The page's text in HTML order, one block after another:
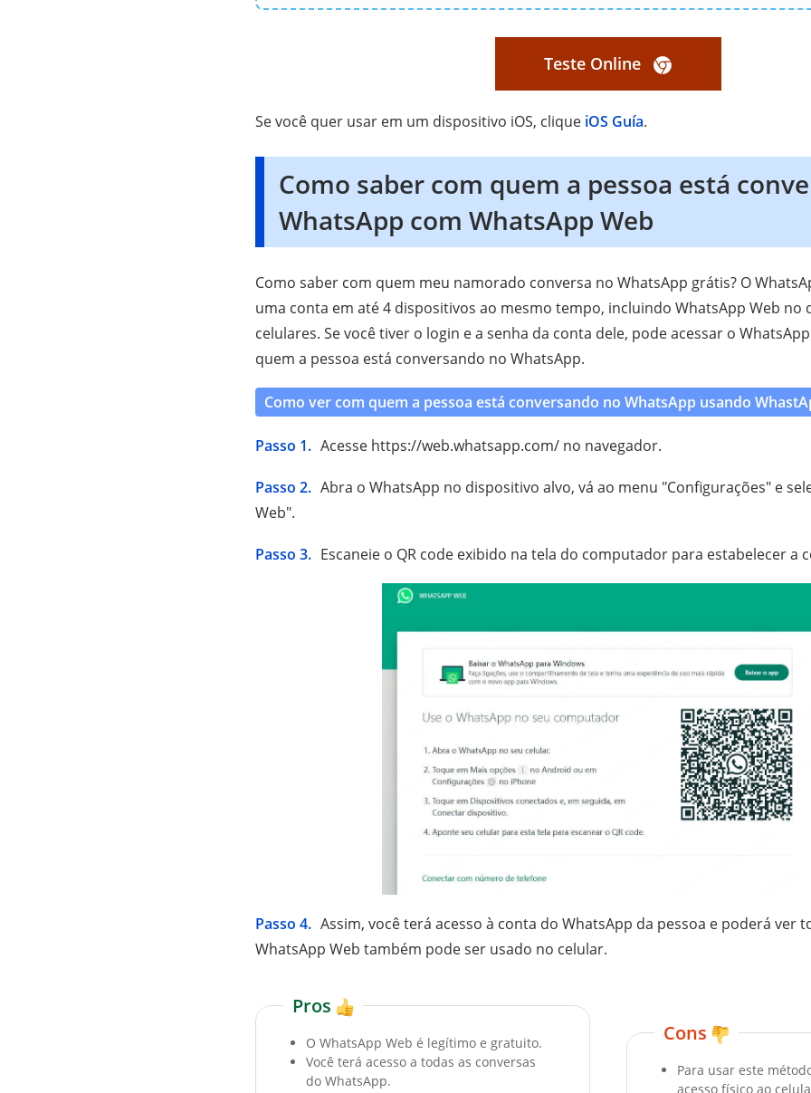
Teste Online
Se você quer usar em um dispositivo iOS, clique iOS Guía.
Como saber com quem a pessoa está
WhatsApp com WhatsApp Web
Como saber com quem meu namorado conversa no WhatsApp grátis? O
uma conta em até 4 dispositivos ao mesmo tempo, incluindo WhatsApp Web no
celulares. Se você tiver o login e a senha da conta dele, pode acessar o
quem a pessoa está conversando no WhatsApp.
Como ver com quem a pessoa está conversando no WhatsApp usando
Passo 1. Acesse https://web.whatsapp.com/ no navegador.
Passo 2. Abra o WhatsApp no dispositivo alvo, vá ao menu "Configurações" e
Web".
Passo 3. Escaneie o QR code exibido na tela do computador para estabelecer a
Passo 4. Assim, você terá acesso à conta do WhatsApp da pessoa e poderá ver
WhatsApp Web também pode ser usado no celular.
Pros
O WhatsApp Web é legítimo e gratuito.
Você terá acesso a todas as conversas
do WhatsApp.
Cons
Para usar este
acesso físico ao